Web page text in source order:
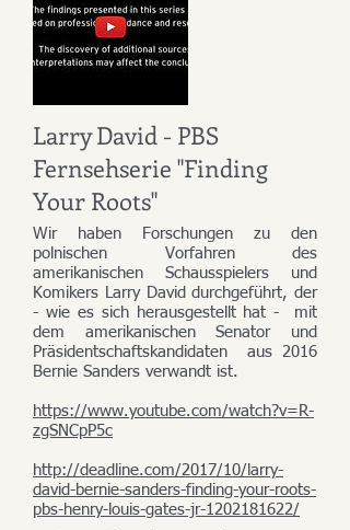
Larry David - PBS
Fernsehserie "Finding
Your Roots"
Wir haben Forschungen zu den
polnischen Vorfahren des
amerikanischen Schausspielers und
Komikers Larry David durchgeführt, der
- wie es sich herausgestellt hat - mit
dem amerikanischen Senator und
Präsidentschaftskandidaten aus 2016
Bernie Sanders verwandt ist.
https://www.youtube.com/watch?v=R-
zgSNCpP5c
http://deadline.com/2017/10/larry-
david-bernie-sanders-finding-your-roots-
pbs-henry-louis-gates-jr-1202181622/